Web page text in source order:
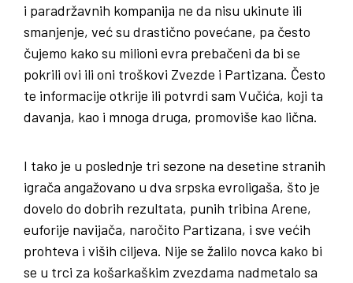
i paradržavnih kompanija ne da nisu ukinute ili
smanjenje, već su drastično povećane, pa često
čujemo kako su milioni evra prebačeni da bi se
pokrili ovi ili oni troškovi Zvezde i Partizana. Često
te informacije otkrije ili potvrdi sam Vučića, koji ta
davanja, kao i mnoga druga, promoviše kao lična.
I tako je u poslednje tri sezone na desetine stranih
igrača angažovano u dva srpska evroligaša, što je
dovelo do dobrih rezultata, punih tribina Arene,
euforije navijača, naročito Partizana, i sve većih
prohteva i viših ciljeva. Nije se žalilo novca kako bi
se u trci za košarkaškim zvezdama nadmetalo sa